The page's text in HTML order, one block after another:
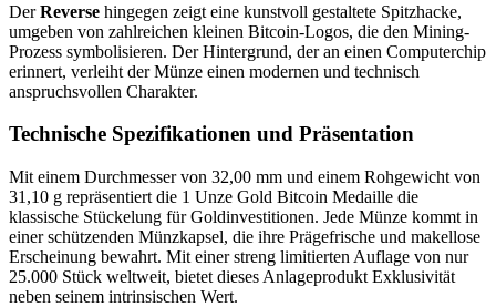
DerReverse hingegen zeigt eine kunstvoll gestaltete Spitzhacke,
umgeben von zahlreichen kleinen Bitcoin-Logos, die den Mining-
Prozess symbolisieren. Der Hintergrund, der an einen Computerchip
erinnert, verleiht der Münze einen modernen und technisch
anspruchsvollen Charakter.
Technische Spezifikationen und Präsentation
Mit einem Durchmesser von 32,00 mm und einem Rohgewicht von
31,10 g repräsentiert die 1 Unze Gold Bitcoin Medaille die
klassische Stückelung für Goldinvestitionen. Jede Münze kommt in
einer schützenden Münzkapsel, die ihre Prägefrische und makellose
Erscheinung bewahrt. Mit einer streng limitierten Auflage von nur
25.000 Stück weltweit, bietet dieses Anlageprodukt Exklusivität
neben seinem intrinsischen Wert.